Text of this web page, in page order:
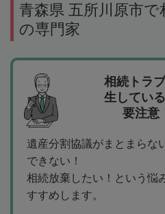
青森県 五所川原市
の専門家
相続トラ
生してい
要注意
遺産分割協議がまとまらな
できない！
相続放棄したい！という悩
すすめします。